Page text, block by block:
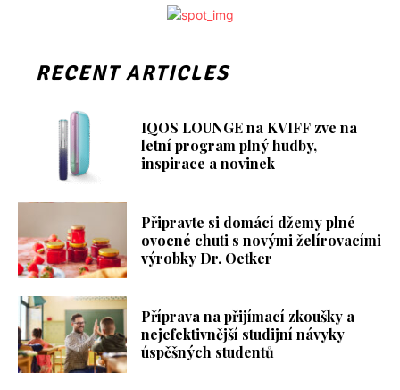
RECENT ARTICLES
IQOS LOUNGE na KVIFF zve na
letní program plný hudby,
inspirace a novinek
Připravte si domácí džemy plné
ovocné chuti s novými želírovacími
výrobky Dr. Oetker
Příprava na přijímací zkoušky a
nejefektivnější studijní návyky
úspěšných studentů